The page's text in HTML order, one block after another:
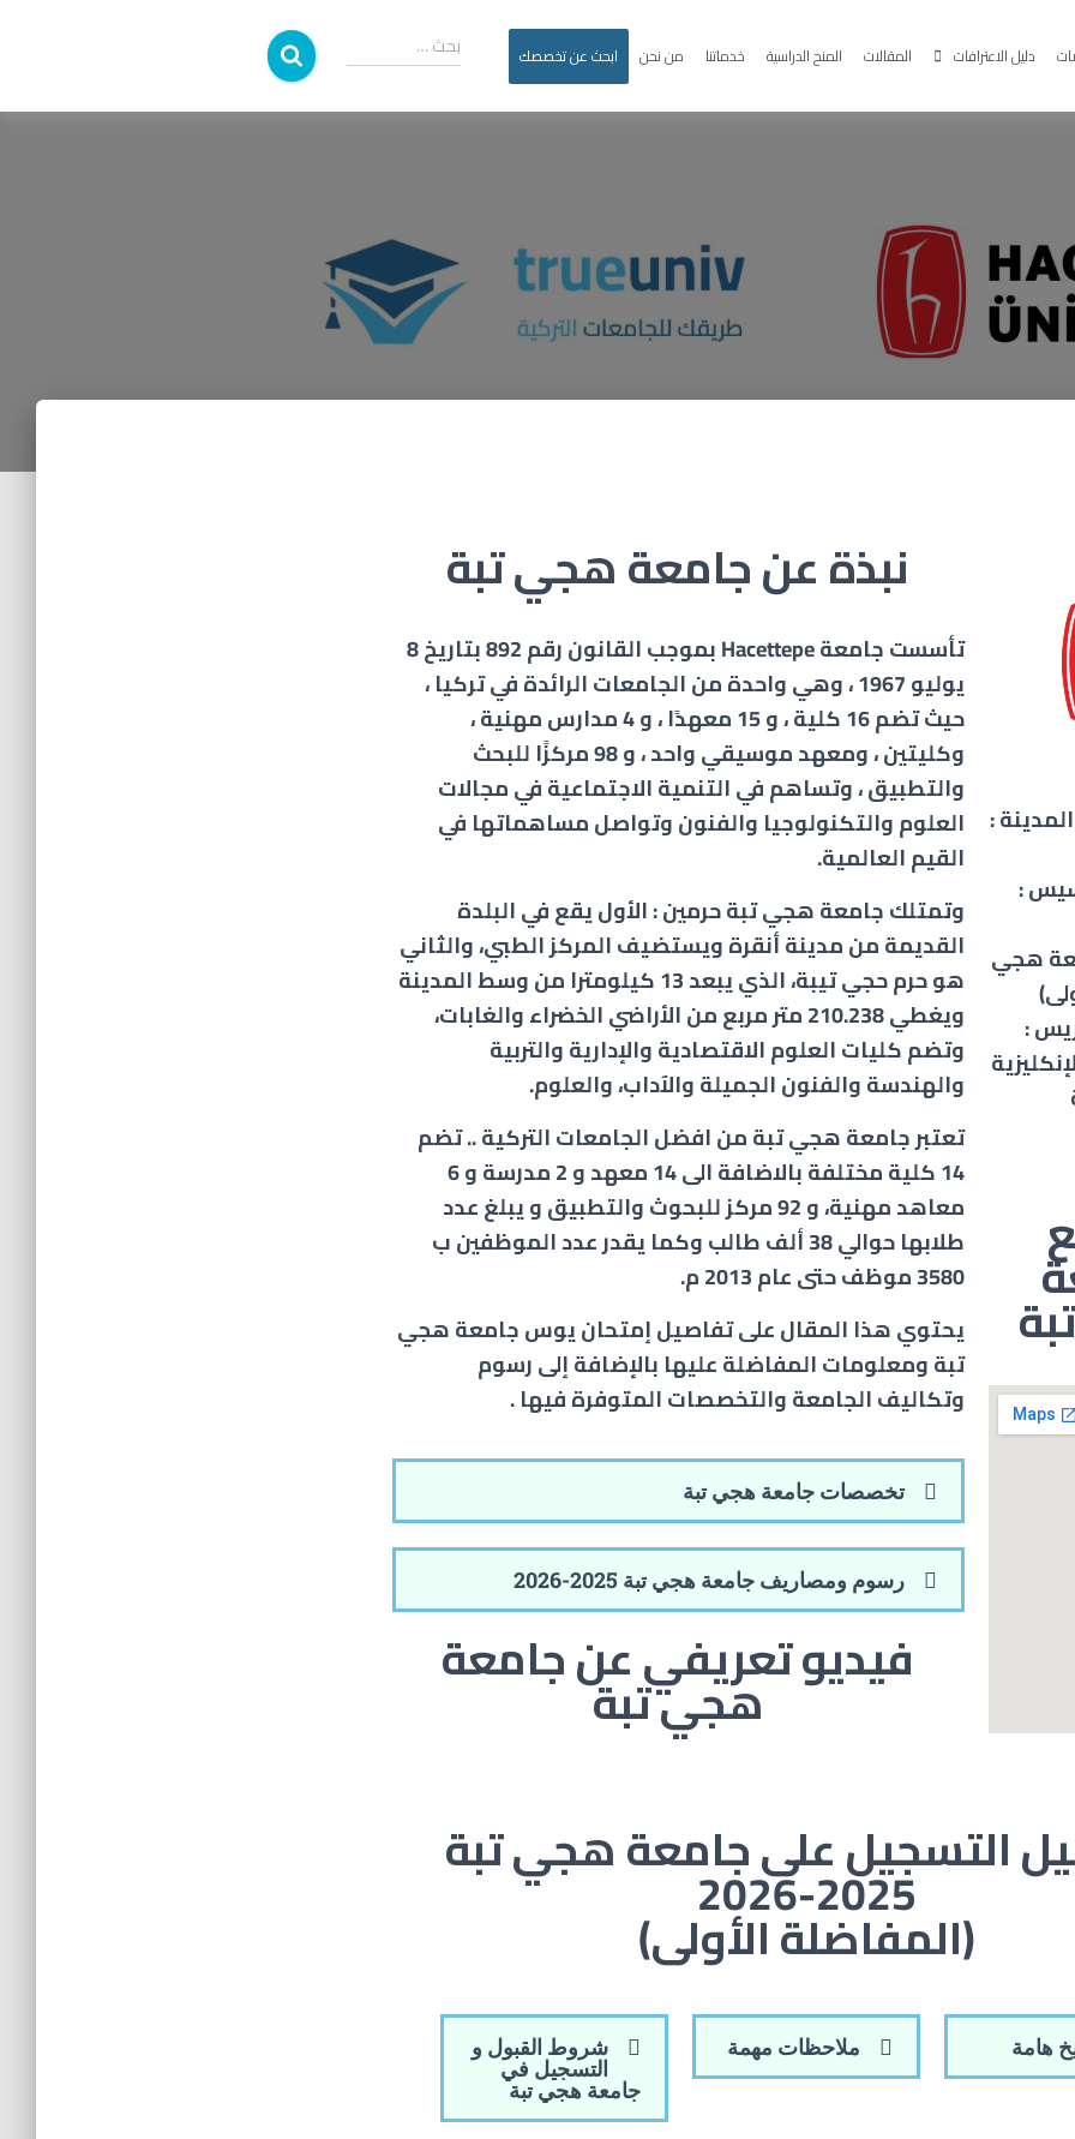
دليل الاعترافات المقالات المنح الدراسية خدماتنا من نحن ابحث عن تخصصك بحث …
:
:
هجي
:
نبذة عن جامعة هجي تبة
تأسست جامعة Hacettepe بموجب القانون رقم 892 بتاريخ 8
يوليو 1967 ، وهي واحدة من الجامعات الرائدة في تركيا ،
حيث تضم 16 كلية ، و 15 معهدًا ، و 4 مدارس مهنية ،
وكليتين ، ومعهد موسيقي واحد ، و 98 مركزًا للبحث
والتطبيق ، وتساهم في التنمية الاجتماعية في مجالات
العلوم والتكنولوجيا والفنون وتواصل مساهماتها في
القيم العالمية.
وتمتلك جامعة هجي تبة حرمين : الأول يقع في البلدة
القديمة من مدينة أنقرة ويستضيف المركز الطبي، والثاني
هو حرم حجي تيبة، الذي يبعد 13 كيلومترا من وسط المدينة
ويغطي 210.238 متر مربع من الأراضي الخضراء والغابات،
وتضم كليات العلوم الاقتصادية والإدارية والتربية
والهندسة والفنون الجميلة والآداب، والعلوم.
تعتبر جامعة هجي تبة من افضل الجامعات التركية .. تضم
14 كلية مختلفة بالاضافة الى 14 معهد و 2 مدرسة و 6
معاهد مهنية، و 92 مركز للبحوث والتطبيق و يبلغ عدد
طلابها حوالي 38 ألف طالب وكما يقدر عدد الموظفين ب
3580 موظف حتى عام 2013 م.
يحتوي هذا المقال على تفاصيل إمتحان يوسجامعة هجي
تبةومعلومات المفاضلة عليها بالإضافة إلى رسوم
وتكاليف الجامعة والتخصصات المتوفرة فيها .
تخصصات جامعة هجي تبة
رسوم ومصاريف جامعة هجي تبة 2025-2026
فيديو تعريفي عن جامعة
هجي تبة
التسجيل على جامعة هجي تبة
2025-2026
(المفاضلة الأولى)
هامة ملاحظات مهمة شروط القبول و
التسجيل في
جامعة هجي تبة